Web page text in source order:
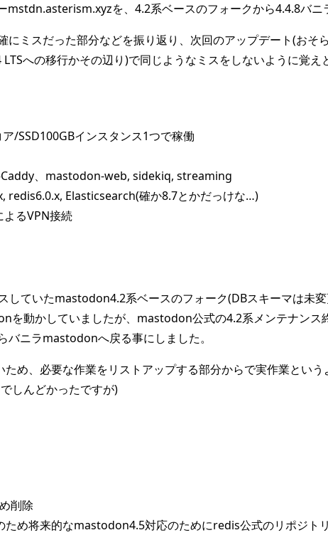
を、4.2系ベースのフォークから4.4.8バニ
にミスだった部分などを振り返り、次回のアップデート(おそ
への移行かその辺り)で同じようなミスをしないように覚え
/SSD100GBインスタンス1つで稼働
、mastodon-web, sidekiq, streaming
redis6.0.x, Elasticsearch(確か8.7とかだっけな…)
るVPN接続
ていたmastodon4.2系ベースのフォーク(DBスキーマは未
動かしていましたが、mastodon公式の4.2系メンテナンス
バニラmastodonへ戻る事にしました。
め、必要な作業をリストアップする部分からで実作業という
しんどかったですが)
削除
め将来的なmastodon4.5対応のためにredis公式のリポジト